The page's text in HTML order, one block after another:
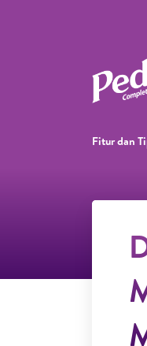
Fitur dan